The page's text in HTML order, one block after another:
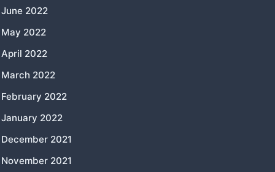
June 2022
May 2022
April 2022
March 2022
February 2022
January 2022
December 2021
November 2021